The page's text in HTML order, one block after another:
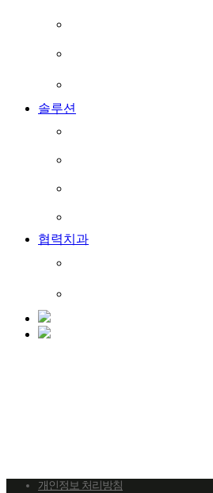
솔루션
협력치과
개인정보 처리방침